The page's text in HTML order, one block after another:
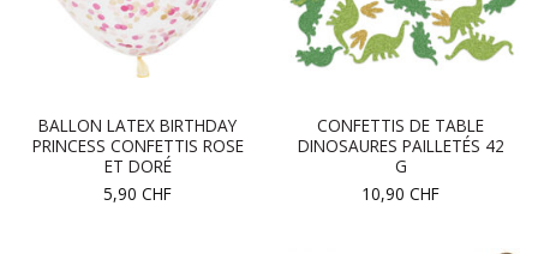
BALLON LATEX BIRTHDAY
PRINCESS CONFETTIS ROSE
ET DORÉ
5,90 CHF
CONFETTIS DE TABLE
DINOSAURES PAILLETÉS 42
G
10,90 CHF